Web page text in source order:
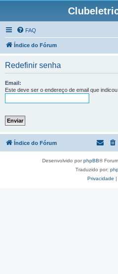
FAQ
Índice do Fórum
Redefinir senha
Email:
Este deve ser o endereço de email que
Índice do Fórum
Desenvolvido porphpBB®
Traduzido por:
Privacidade |